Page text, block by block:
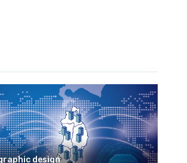
design